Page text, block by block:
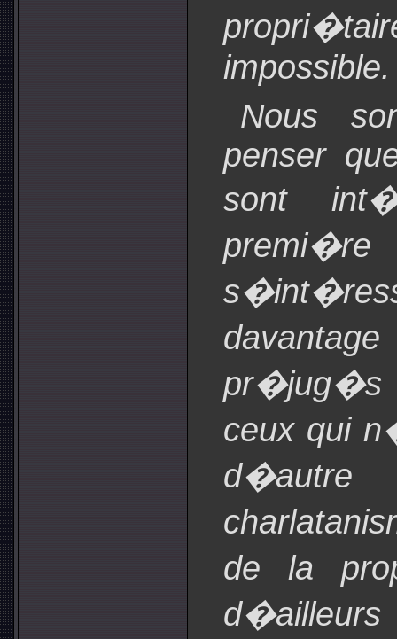
impossible.
Nous
penser
sont
pr�jug�s
ceux qui
de la